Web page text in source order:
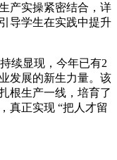
产实操紧密结合，详
导学生在实践中提升
续显现，今年已有2
发展的新生力量。该
根生产一线，培育了
真正实现 “把人才留